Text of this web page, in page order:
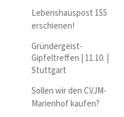
Lebenshauspost 155
erschienen!
Gründergeist-
Gipfeltreffen | 11.10. |
Stuttgart
Sollen wir den CVJM-
Marienhof kaufen?